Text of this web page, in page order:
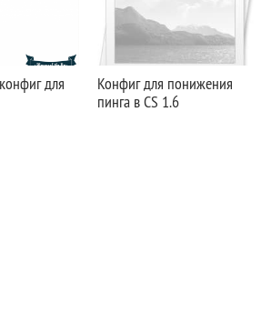
для
Конфиг для понижения
пинга в CS 1.6